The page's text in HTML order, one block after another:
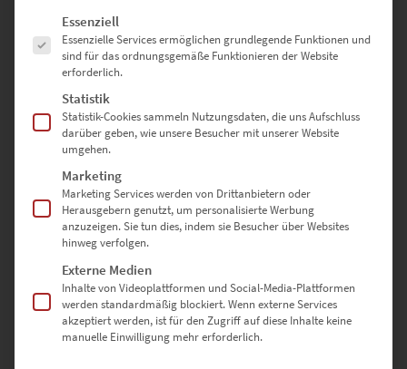
Eyecatcher
Wenige gelbe Akzente genügen, um dem Fotokunstwerk ein
sonniges Gemüt zu verleihen. Das offenbart sich beim Blick auf
unser Leinwandbild „Frankfurt Skyline Panorama“. Es bekennt sich
fast ausschließlich zu Grautönen, die eine angenehme Ruhe
ausstrahlen. Doch das
Gelbe Lichter inszenieren lediglich den Commerzbank-Tower. So
überrascht der höchste Wolkenkratzer von Mainhattan mit einem
anheimelnden Touch, in dem tagsüber vermutlich kühl kalkuliert
wird. Versiert entlockt der Fotokünstler dadurch einem beliebten
Motiv neue Impulse und sorgt dafür, dass das Wandbild zum
inspirierenden Highlight des Interieurs avanciert.
Räume modern beleben –
Es folgt eine Liste der Service-Gruppen, für die eine Einwilligung
Essenziell
Essenzielle Services ermöglichen grundlegende Funktionen und
sind für das ordnungsgemäße Funktionieren der Website
erforderlich.
Statistik
Statistik-Cookies sammeln Nutzungsdaten, die uns Aufschluss
darüber geben, wie unsere Besucher mit unserer Website
umgehen.
Marketing
Marketing Services werden von Drittanbietern oder
Herausgebern genutzt, um personalisierte Werbung
anzuzeigen. Sie tun dies, indem sie Besucher über Websites
hinweg verfolgen.
Externe Medien
Inhalte von Videoplattformen und Social-Media-Plattformen
werden standardmäßig blockiert. Wenn externe Services
akzeptiert werden, ist für den Zugriff auf diese Inhalte keine
manuelle Einwilligung mehr erforderlich.